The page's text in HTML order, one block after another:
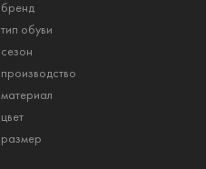
бренд
тип обуви
сезон
производство
материал
цвет
размер